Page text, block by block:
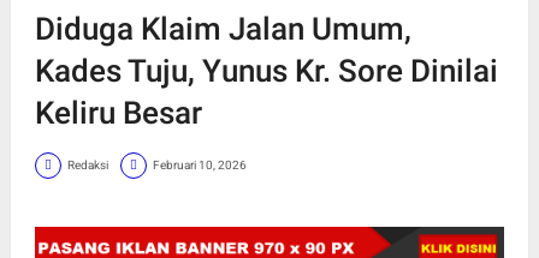
Diduga Klaim Jalan Umum,
Kades Tuju, Yunus Kr. Sore Dinilai
Keliru Besar
Redaksi Februari 10, 2026